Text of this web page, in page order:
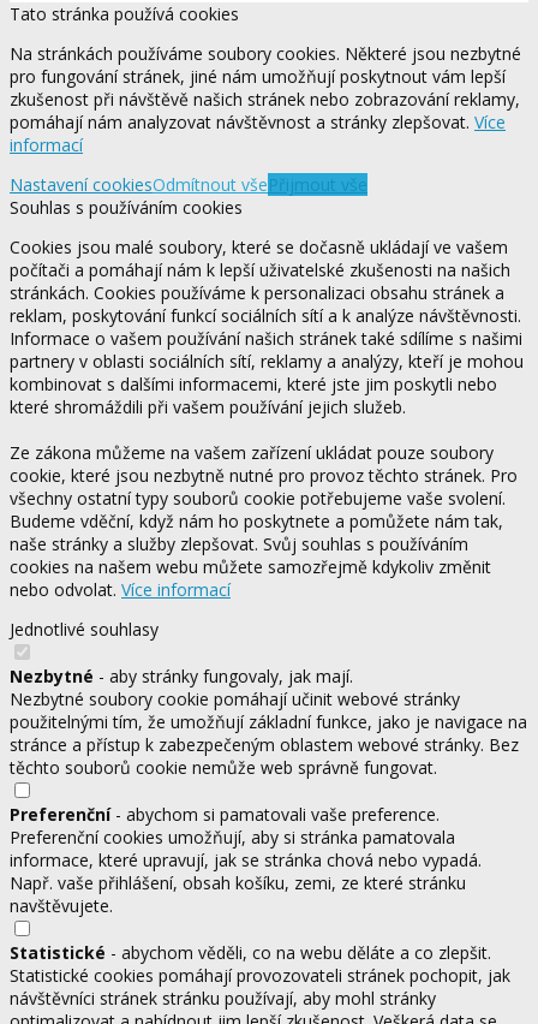
Tato stránka používá cookies
Na stránkách používáme soubory cookies. Některé jsou nezbytné
pro fungování stránek, jiné nám umožňují poskytnout vám lepší
zkušenost při návštěvě našich stránek nebo zobrazování reklamy,
pomáhají nám analyzovat návštěvnost a stránky zlepšovat. Více
informací
Nastavení cookiesOdmítnout všePřijmout vše
Souhlas s používáním cookies
Cookies jsou malé soubory, které se dočasně ukládají ve vašem
počítači a pomáhají nám k lepší uživatelské zkušenosti na našich
stránkách. Cookies používáme k personalizaci obsahu stránek a
reklam, poskytování funkcí sociálních sítí a k analýze návštěvnosti.
Informace o vašem používání našich stránek také sdílíme s našimi
partnery v oblasti sociálních sítí, reklamy a analýzy, kteří je mohou
kombinovat s dalšími informacemi, které jste jim poskytli nebo
které shromáždili při vašem používání jejich služeb.
Ze zákona můžeme na vašem zařízení ukládat pouze soubory
cookie, které jsou nezbytně nutné pro provoz těchto stránek. Pro
všechny ostatní typy souborů cookie potřebujeme vaše svolení.
Budeme vděční, když nám ho poskytnete a pomůžete nám tak,
naše stránky a služby zlepšovat. Svůj souhlas s používáním
cookies na našem webu můžete samozřejmě kdykoliv změnit
nebo odvolat. Více informací
Jednotlivé souhlasy
Nezbytné - aby stránky fungovaly, jak mají.
Nezbytné soubory cookie pomáhají učinit webové stránky
použitelnými tím, že umožňují základní funkce, jako je navigace na
stránce a přístup k zabezpečeným oblastem webové stránky. Bez
těchto souborů cookie nemůže web správně fungovat.
Preferenční- abychom si pamatovali vaše preference.
Preferenční cookies umožňují, aby si stránka pamatovala
informace, které upravují, jak se stránka chová nebo vypadá.
Např. vaše přihlášení, obsah košíku, zemi, ze které stránku
navštěvujete.
Statistické - abychom věděli, co na webu děláte a co zlepšit.
Statistické cookies pomáhají provozovateli stránek pochopit, jak
návštěvníci stránek stránku používají, aby mohl stránky